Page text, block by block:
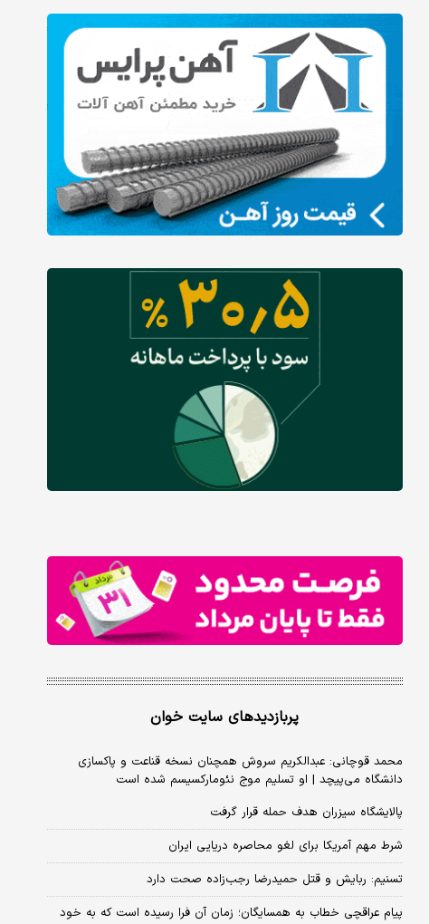
پربازدیدهای سایت خوان
محمد قوچانی: عبدالکریم سروش همچنان نسخه قناعت و پاکسازی
دانشگاه می‌پیچد | او تسلیم موج نئومارکسیسم شده است
پالایشگاه سیزران هدف حمله قرار گرفت
شرط مهم آمریکا برای لغو محاصره دریایی ایران
تسنیم: ربایش و قتل حمیدرضا رجب‌زاده صحت دارد
پیام عراقچی خطاب به همسایگان؛ زمان آن فرا رسیده است که به خود